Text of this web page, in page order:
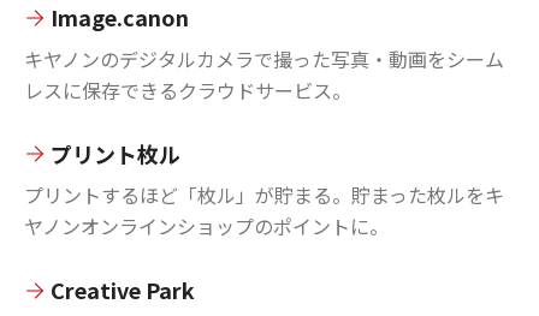
Image.canon
キヤノンのデジタルカメラで撮った写真・動画をシーム
レスに保存できるクラウドサービス。
プリント枚ル
プリントするほど「枚ル」が貯まる。貯まった枚ルをキ
ヤノンオンラインショップのポイントに。
Creative Park